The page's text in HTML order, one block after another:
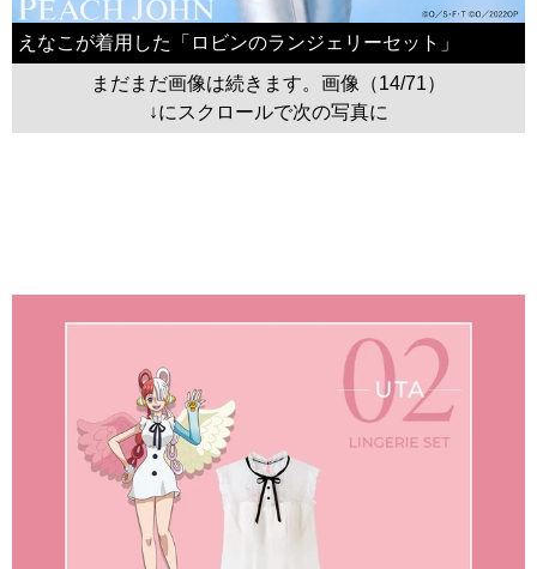
えなこが着用した「ロビンのランジェリーセット」
まだまだ画像は続きます。画像（14/71）
↓にスクロールで次の写真に